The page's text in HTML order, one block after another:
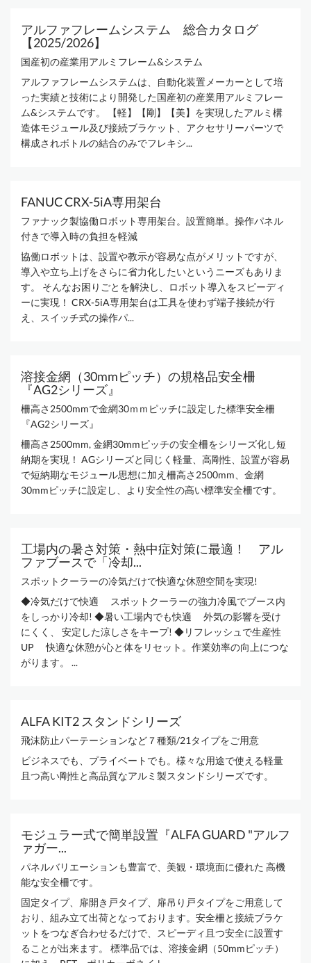
アルファフレームシステム 総合カタログ
【2025/2026】
国産初の産業用アルミフレーム&システム
アルファフレームシステムは、自動化装置メーカーとして培
った実績と技術により開発した国産初の産業用アルミフレー
ム&システムです。 【軽】【剛】【美】を実現したアルミ構
造体モジュール及び接続ブラケット、アクセサリーパーツで
構成されボトルの結合のみでフレキシ...
FANUC CRX-5iA専用架台
ファナック製協働ロボット専用架台。設置簡単。操作パネル
付きで導入時の負担を軽減
協働ロボットは、設置や教示が容易な点がメリットですが、
導入や立ち上げをさらに省力化したいというニーズもありま
す。 そんなお困りごとを解決し、ロボット導入をスピーディ
ーに実現！ CRX-5iA専用架台は工具を使わず端子接続が行
え、スイッチ式の操作パ...
溶接金網（30mmピッチ）の規格品安全柵
『AG2シリーズ』
柵高さ2500mmで金網30ｍｍピッチに設定した標準安全柵
『AG2シリーズ』
柵高さ2500mm, 金網30mmピッチの安全柵をシリーズ化し短
納期を実現！ AGシリーズと同じく軽量、高剛性、設置が容易
で短納期なモジュール思想に加え柵高さ2500mm、金網
30mmピッチに設定し、より安全性の高い標準安全柵です。
工場内の暑さ対策・熱中症対策に最適！ アル
ファブースで「冷却...
スポットクーラーの冷気だけで快適な休憩空間を実現!
◆冷気だけで快適 スポットクーラーの強力冷風でブース内
をしっかり冷却! ◆暑い工場内でも快適 外気の影響を受け
にくく、 安定した涼しさをキープ! ◆リフレッシュで生産性
UP 快適な休憩が心と体をリセット。作業効率の向上につな
がります。 ...
ALFA KIT2 スタンドシリーズ
飛沫防止パーテーションなど７種類/21タイプをご用意
ビジネスでも、プライベートでも。様々な用途で使える軽量
且つ高い剛性と高品質なアルミ製スタンドシリーズです。
モジュラー式で簡単設置『ALFA GUARD "アルフ
ァガー...
パネルバリエーションも豊富で、美観・環境面に優れた 高機
能な安全柵です。
固定タイプ、扉開き戸タイプ、扉吊り戸タイプをご用意して
おり、組み立て出荷となっております。安全柵と接続ブラケ
ットをつなぎ合わせるだけで、スピーディ且つ安全に設置す
ることが出来ます。 標準品では、溶接金網（50mmピッチ）